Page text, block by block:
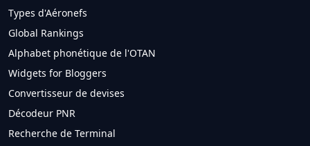
Types d'Aéronefs
Global Rankings
Alphabet phonétique de l'OTAN
Widgets for Bloggers
Convertisseur de devises
Décodeur PNR
Recherche de Terminal